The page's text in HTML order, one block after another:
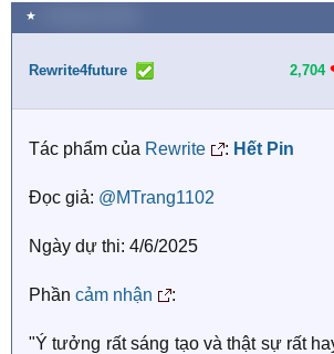
a
c
i
n
:
★
Rewrite4future 2,704
Tác phẩm của Rewrite : Hết Pin
Đọc giả: @MTrang1102
Ngày dự thi: 4/6/2025
Phần cảm nhận :
"Ý tưởng rất sáng tạo và thật sự rất